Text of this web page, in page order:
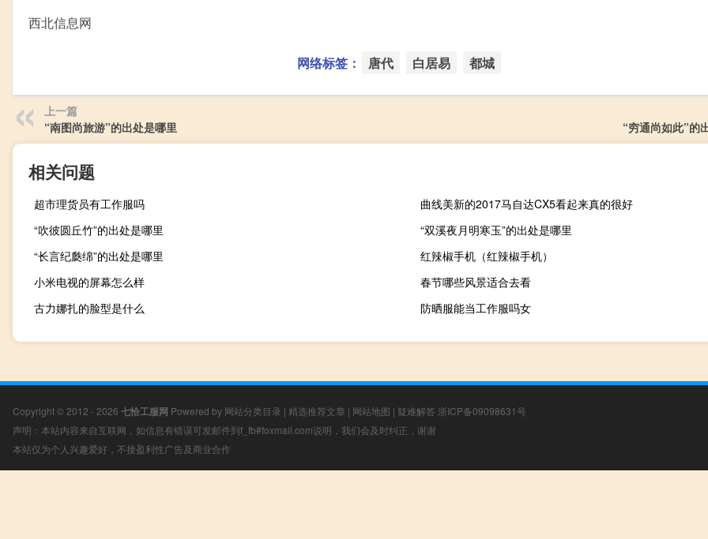
西北信息网
网络标签： 唐代 白居易 都城
上一篇
“南图尚旅游”的出处是哪里
“穷通尚如此”的
相关问题
超市理货员有工作服吗
曲线美新的2017马自达CX5看起来真的很好
“吹彼圆丘竹”的出处是哪里
“双溪夜月明寒玉”的出处是哪里
“长言纪瓞绵”的出处是哪里
红辣椒手机（红辣椒手机）
小米电视的屏幕怎么样
春节哪些风景适合去看
古力娜扎的脸型是什么
防晒服能当工作服吗女
Copyright © 2012 - 2026 七恰工服网 Powered by 网站分类目录 | 精选推荐文章 | 网站地图 | 疑难解答 浙ICP备09098631号
声明：本站内容来自互联网，如信息有错误可发邮件到f_fb#foxmail.com说明，我们会及时纠正，谢谢
本站仅为个人兴趣爱好，不接盈利性广告及商业合作